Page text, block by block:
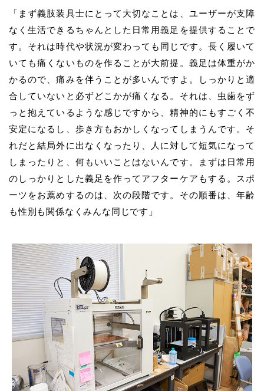
「まず義肢装具士にとって大切なことは、ユーザーが支障
なく生活できるちゃんとした日常用義足を提供することで
す。それは時代や状況が変わっても同じです。長く履いて
いても痛くないものを作ることが大前提。義足は体重がか
かるので、痛みを伴うことが多いんですよ。しっかりと適
合していないと必ずどこかが痛くなる。それは、虫歯をず
っと抱えているような感じですから、精神的にもすごく不
安定になるし、歩き方もおかしくなってしまうんです。そ
れだと結局外に出なくなったり、人に対して短気になって
しまったりと、何もいいことはないんです。まずは日常用
のしっかりとした義足を作ってアフターケアもする。スポ
ーツをお薦めするのは、次の段階です。その順番は、年齢
も性別も関係なくみんな同じです」